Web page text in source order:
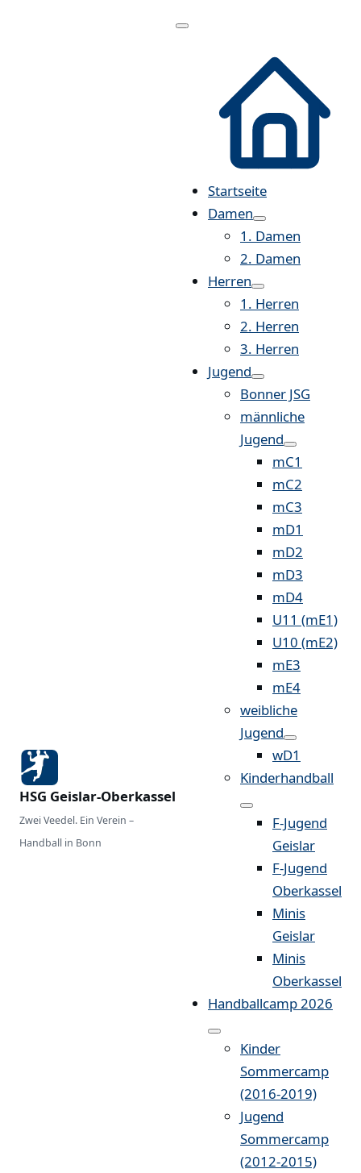
HSG Geislar-Oberkassel
Zwei Veedel. Ein Verein –
Handball in Bonn
Menü
Startseite
Damen
1. Damen
2. Damen
Herren
1. Herren
2. Herren
3. Herren
Jugend
Bonner JSG
männliche
Jugend
mC1
mC2
mC3
mD1
mD2
mD3
mD4
U11 (mE1)
U10 (mE2)
mE3
mE4
weibliche
Jugend
wD1
Kinderhandball
F-Jugend
Geislar
F-Jugend
Oberkassel
Minis
Geislar
Minis
Oberkassel
Handballcamp 2026
Kinder
Sommercamp
(2016-2019)
Jugend
Sommercamp
(2012-2015)